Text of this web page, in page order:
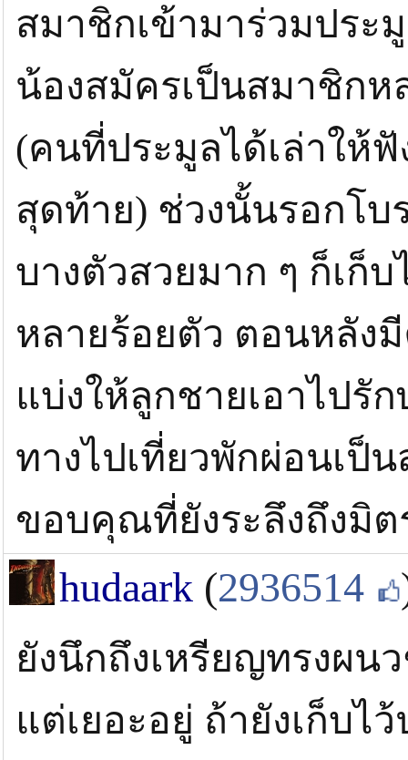
สมาชิกเข้ามาร่วมปร
น้องสมัครเป็นสมาชิก
(คนที่ประมูลได้เล่าให้
สุดท้าย) ช่วงนั้นรอกโบ
บางตัวสวยมาก ๆ ก็เก็
หลายร้อยตัว ตอนหลัง
แบ่งให้ลูกชายเอาไปรั
ทางไปเที่ยวพักผ่อนเป็
ขอบคุณที่ยังระลึงถึงมิต
hudaark (2936514
ยังนึกถึงเหรียญทรงผน
แต่เยอะอยู่ ถ้ายังเก็บ